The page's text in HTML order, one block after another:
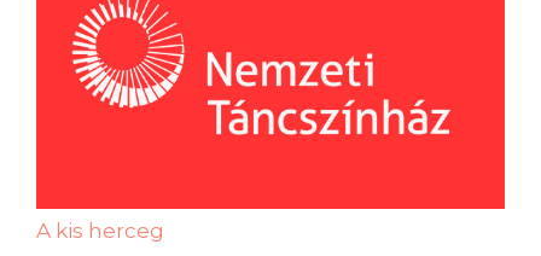
A kis herceg